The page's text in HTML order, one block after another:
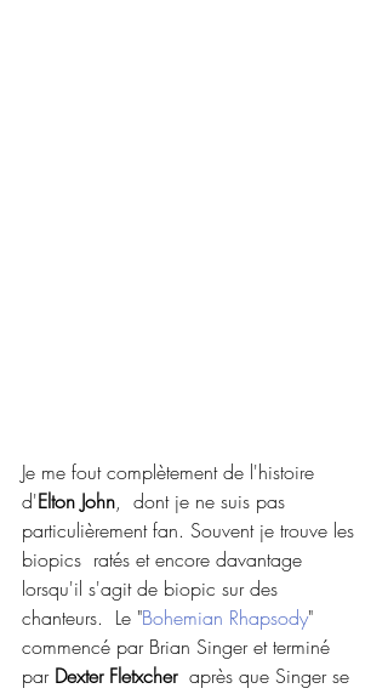
Je me fout complètement de l'histoire
d'Elton John,  dont je ne suis pas
particulièrement fan. Souvent je trouve les
biopics  ratés et encore davantage
lorsqu'il s'agit de biopic sur des
chanteurs.  Le "Bohemian Rhapsody"
commencé par Brian Singer et terminé
par Dexter Fletxcher
  après que Singer se